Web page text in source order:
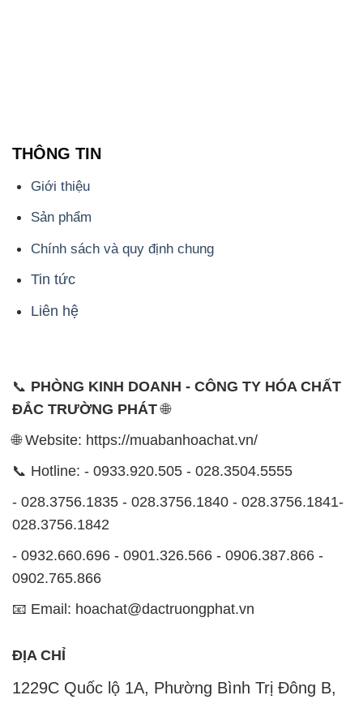
THÔNG TIN
Giới thiệu
Sản phẩm
Chính sách và quy định chung
Tin tức
Liên hệ
📞 PHÒNG KINH DOANH - CÔNG TY HÓA CHẤT
ĐẮC TRƯỜNG PHÁT🌐
🌐 Website: https://muabanhoachat.vn/
📞 Hotline: - 0933.920.505 - 028.3504.5555
- 028.3756.1835 - 028.3756.1840 - 028.3756.1841-
028.3756.1842
- 0932.660.696 - 0901.326.566 - 0906.387.866 -
0902.765.866
📧 Email: hoachat@dactruongphat.vn
ĐỊA CHỈ
1229C Quốc lộ 1A, Phường Bình Trị Đông B,